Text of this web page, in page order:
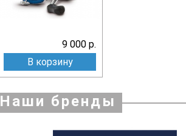
9 000 р.
В корзину
Наши бренды